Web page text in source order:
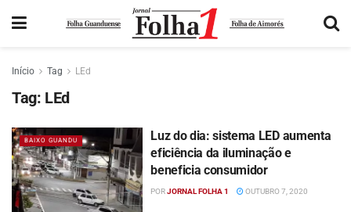
Início Tag LEd
Tag: LEd
BAIXO GUANDU
Luz do dia: sistema LED aumenta
eficiência da iluminação e
beneficia consumidor
PORJORNAL FOLHA 1 OUTUBRO 7, 2020